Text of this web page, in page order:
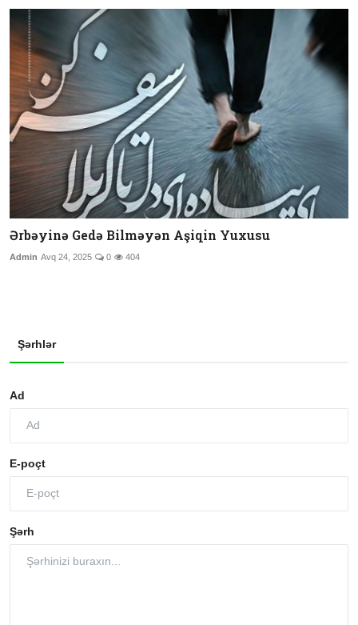
Ərbəyinə Gedə Bilməyən Aşiqin Yuxusu
Admin Avq 24, 2025 0 404
Şərhlər
Ad
E-poçt
Şərh